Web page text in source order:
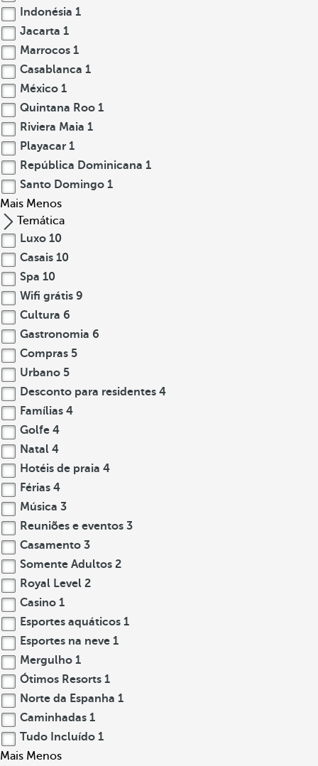
Indonésia 1
Jacarta 1
Marrocos 1
Casablanca 1
México 1
Quintana Roo 1
Riviera Maia 1
Playacar 1
República Dominicana 1
Santo Domingo 1
Mais Menos
Temática
Luxo 10
Casais 10
Spa 10
Wifi grátis 9
Cultura 6
Gastronomia 6
Compras 5
Urbano 5
Desconto para residentes 4
Famílias 4
Golfe 4
Natal 4
Hotéis de praia 4
Férias 4
Música 3
Reuniões e eventos 3
Casamento 3
Somente Adultos 2
Royal Level 2
Casino 1
Esportes aquáticos 1
Esportes na neve 1
Mergulho 1
Ótimos Resorts 1
Norte da Espanha 1
Caminhadas 1
Tudo Incluído 1
Mais Menos